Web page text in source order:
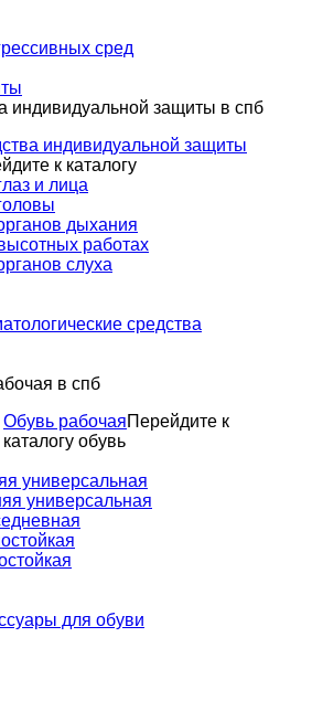
сред
индивидуальной защиты
к каталогу
и лица
дыхания
работах
слуха
средства
Обувь рабочаяПерейдите к
каталогу обувь
универсальная
универсальная
для обуви